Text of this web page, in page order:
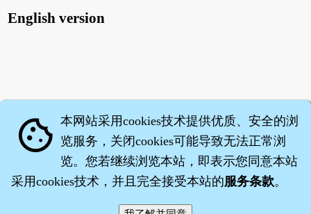
English version
cookie 本网站采用cookies技术提供优质、安全的浏
览服务，关闭cookies可能导致无法正常浏
览。您若继续浏览本站，即表示您同意本站
采用cookies技术，并且完全接受本站的服务条款。